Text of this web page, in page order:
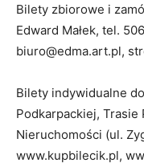
Bilety zbiorowe i
Edward Małek, tel.
biuro@edma.art.pl,
Bilety indywidualne
Podkarpackiej, Trasie
Nieruchomości (ul.
www.kupbilecik.pl,